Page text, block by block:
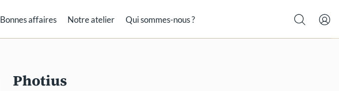
Bonnes affaires Notre atelier Qui sommes-nous ?
Photius